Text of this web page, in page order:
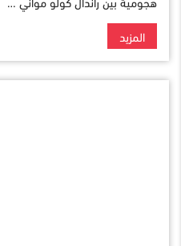
المزيد